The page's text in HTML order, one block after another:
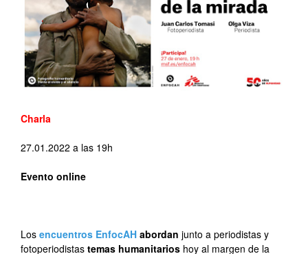
Charla
27.01.2022 a las 19h
Evento online
Los encuentros EnfocAH abordan junto a periodistas y
fotoperiodistas temas humanitarios hoy al margen de la